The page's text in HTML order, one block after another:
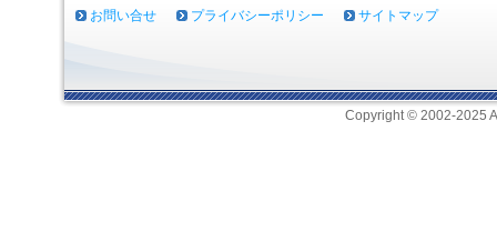
お問い合せ プライバシーポリシー サイトマップ
Copyright © 2002-2025